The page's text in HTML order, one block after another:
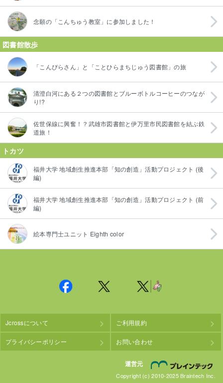
念願の「こんちゅう教室」に参加しました！
図書館散歩
「こんぴらさん」と「ことひらまちじゅう図書館」の旅
清澄白河にある２つの図書館とブルーボトルコーヒーのつなが
り!?
佐世保線に興奮！？武雄市図書館と伊万里市民図書館を結ぶ鉄
道旅！
トカツ
福井大学 地域創生推進本部「知の創造」活動プロジェクト (後
編)
福井大学 地域創生推進本部「知の創造」活動プロジェクト (前
編)
絵本専門士ユニット Eighth color
Jcrossについて ご利用規約
プライバシーポリシー お問い合わせ
運営元
Copyright (c) 2010-2025 Braintech Inc.